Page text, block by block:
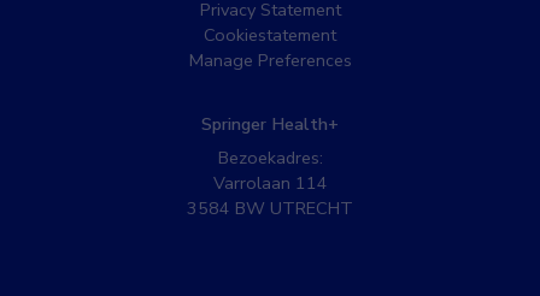
Privacy Statement
Cookiestatement
Manage Preferences
Springer Health+
Bezoekadres:
Varrolaan 114
3584 BW UTRECHT